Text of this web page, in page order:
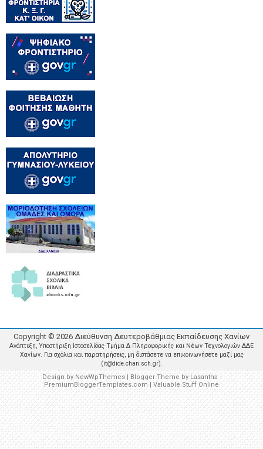
Copyright © 2026 Διεύθυνση Δευτεροβάθμιας Εκπαίδευσης Χανίων
Ανάπτυξη, Υποστήριξη Ιστοσελίδας Τμήμα Δ Πληροφορικής και Νέων Τεχνολογιών ΔΔΕ
Χανίων. Για σχόλια και παρατηρήσεις, μη διστάσετε να επικοινωνήσετε μαζί μας
(it@dide.chan.sch.gr).
Design byNewWpThemes| Blogger Theme byLasantha-
PremiumBloggerTemplates.com| Valuable Stuff Online